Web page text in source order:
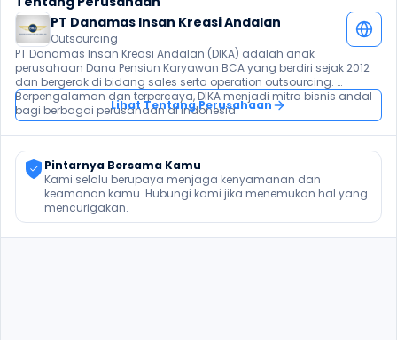
PT Danamas Insan Kreasi Andalan
Outsourcing
PT Danamas Insan Kreasi Andalan (DIKA) adalah anak
perusahaan Dana Pensiun Karyawan BCA yang berdiri sejak 2012
dan bergerak di bidang sales serta operation outsourcing.
Berpengalaman dan terpercaya, DIKA menjadi mitra bisnis andal
bagi berbagai perusahaan di Indonesia.
Lihat Tentang Perusahaan
Pintarnya Bersama Kamu
Kami selalu berupaya menjaga kenyamanan dan
keamanan kamu. Hubungi kami jika menemukan hal yang
mencurigakan.